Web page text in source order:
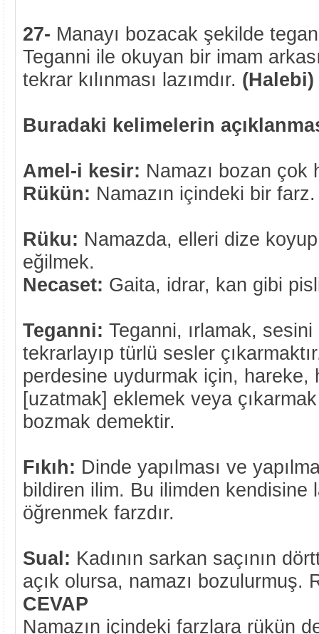
27- Manayı bozacak şekilde
Teganni ile okuyan bir imam
tekrar kılınması lazımdır. (Halebi)
Buradaki kelimelerin
Amel-i kesir: Namazı bozan çok
Rükün: Namazın içindeki bir farz.
Rüku: Namazda, elleri dize
eğilmek.
Necaset: Gaita, idrar, kan gibi
Teganni: Teganni, ırlamak,
tekrarlayıp türlü sesler
perdesine uydurmak için, hareke,
[uzatmak] eklemek veya
bozmak demektir.
Fıkıh: Dinde yapılması ve
bildiren ilim. Bu ilimden kendisine
öğrenmek farzdır.
Sual: Kadının sarkan saçının
açık olursa, namazı bozulurmuş.
CEVAP
Namazın içindeki farzlara rükün